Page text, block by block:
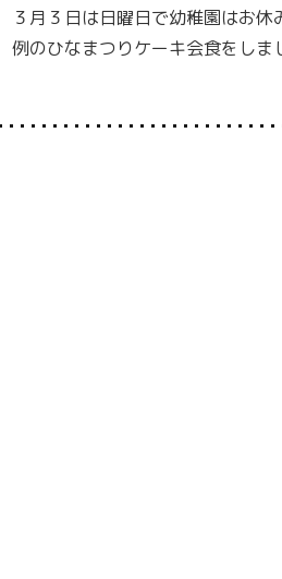
３月３日は日曜日で幼稚園はお
例のひなまつりケーキ会食をし